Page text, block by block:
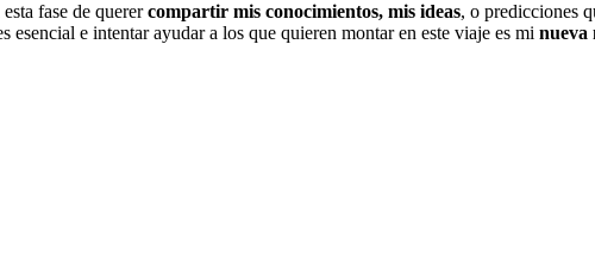
fase de querercompartir mis conocimientos, mis ideas, o predicciones
e intentar ayudar a los que quieren montar en este viaje es mi nueva